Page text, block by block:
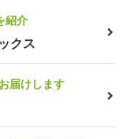
紹介
クス
届けします